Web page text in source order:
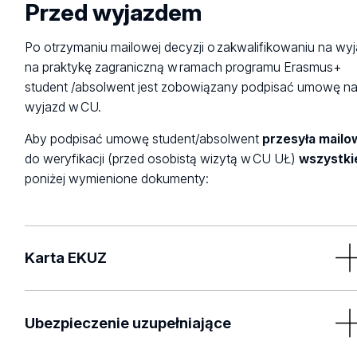
Przed wyjazdem
Po otrzymaniu mailowej decyzji o zakwalifikowaniu na
na praktykę zagraniczną w ramach programu Erasmus+
student /absolwent jest zobowiązany podpisać umowę
wyjazd w CU.
Aby podpisać umowę student/absolwent przesyła
do weryfikacji (przed osobistą wizytą w CU UŁ)
poniżej wymienione dokumenty:
Karta EKUZ
wyjazdu/powrotu z mobilności.
Ubezpieczenie uzupełniające